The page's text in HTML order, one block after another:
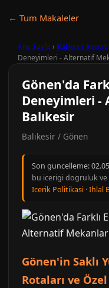
← Tum Makaleler
Ana Sayfa › Balıkesir Escort
Deneyimleri - Alternatif
Gönen'da
Deneyimleri -
Balıkesir
Balıkesir / Gönen
Son guncelleme:
bu icerigi dogruluk
Icerik Politikasi ·Ihlal
Gönen'in Saklı
Rotaları ve